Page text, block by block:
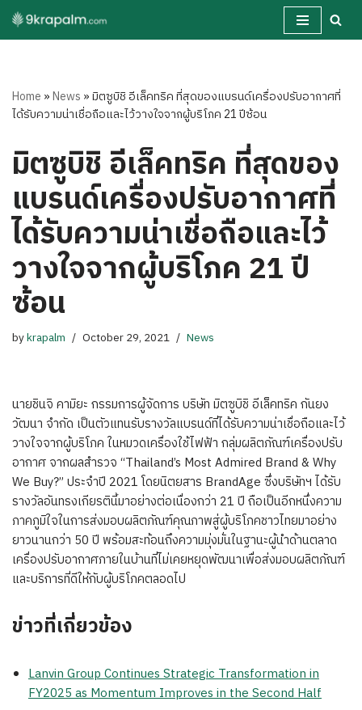
Skip
Home »News »มิตซูบิชิ อีเล็คทริค ที่สุดของแบรนด์เครื่องปรับอากาศที่
ได้รับความน่าเชื่อถือและไว้วางใจจากผู้บริโภค 21 ปีซ้อน
มิตซูบิชิ อีเล็คทริค ที่สุดของ
แบรนด์เครื่องปรับอากาศที่
ได้รับความน่าเชื่อถือและไว้
วางใจจากผู้บริโภค 21 ปี
ซ้อน
bykrapalm October 29, 2021 News
นายชินจิ คามิยะ กรรมการผู้จัดการ บริษัท มิตซูบิชิ อีเล็คทริค กันยง
วัฒนา จำกัด เป็นตัวแทนรับรางวัลแบรนด์ที่ได้รับความน่าเชื่อถือและไว้
วางใจจากผู้บริโภค ในหมวดเครื่องใช้ไฟฟ้า กลุ่มผลิตภัณฑ์เครื่องปรับ
อากาศ จากผลสำรวจ “Thailand’s Most Admired Brand & Why
We Buy?” ประจำปี 2021 โดยนิตยสาร BrandAge ซึ่งบริษัทฯ ได้รับ
รางวัลอันทรงเกียรตินี้มาอย่างต่อเนื่องกว่า 21 ปี ถือเป็นอีกหนึ่งความ
ภาคภูมิใจในการส่งมอบผลิตภัณฑ์คุณภาพสู่ผู้บริโภคชาวไทยมาอย่าง
ยาวนานกว่า 50 ปี พร้อมสะท้อนถึงความมุ่งมั่นในฐานะผู้นำด้านตลาด
เครื่องปรับอากาศภายในบ้านที่ไม่เคยหยุดพัฒนาเพื่อส่งมอบผลิตภัณฑ์
และบริการที่ดีให้กับผู้บริโภคตลอดไป
ข่าวที่เกี่ยวข้อง
Lanvin Group Continues Strategic Transformation in
FY2025 as Momentum Improves in the Second Half